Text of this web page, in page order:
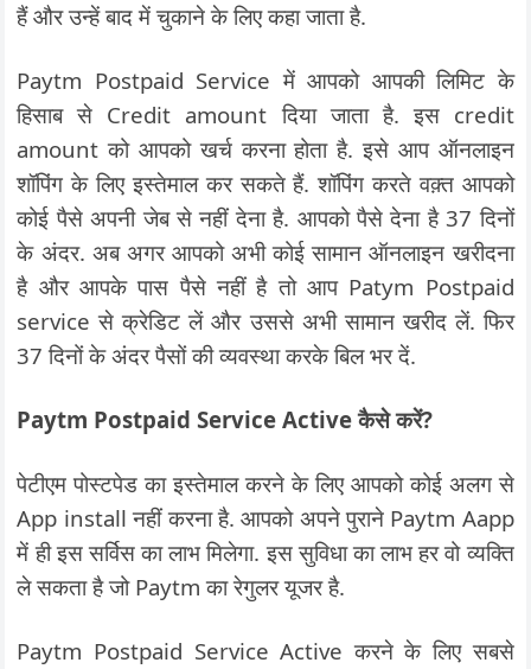
हैं और उन्हें बाद में चुकाने के लिए कहा जाता है.
Paytm Postpaid Service में आपको आपकी लिमिट के
हिसाब से Credit amount दिया जाता है. इस credit
amount को आपको खर्च करना होता है. इसे आप ऑनलाइन
शॉपिंग के लिए इस्तेमाल कर सकते हैं. शॉपिंग करते वक़्त आपको
कोई पैसे अपनी जेब से नहीं देना है. आपको पैसे देना है 37 दिनों
के अंदर. अब अगर आपको अभी कोई सामान ऑनलाइन खरीदना
है और आपके पास पैसे नहीं है तो आप Patym Postpaid
service से क्रेडिट लें और उससे अभी सामान खरीद लें. फिर
37 दिनों के अंदर पैसों की व्यवस्था करके बिल भर दें.
Paytm Postpaid Service Active कैसे करें?
पेटीएम पोस्टपेड का इस्तेमाल करने के लिए आपको कोई अलग से
App install नहीं करना है. आपको अपने पुराने Paytm Aapp
में ही इस सर्विस का लाभ मिलेगा. इस सुविधा का लाभ हर वो व्यक्ति
ले सकता है जो Paytm का रेगुलर यूजर है.
Paytm Postpaid Service Active करने के लिए सबसे